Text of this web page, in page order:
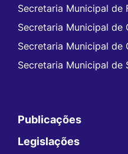
Secretaria Municipal de
Secretaria Municipal de
Secretaria Municipal de
Secretaria Municipal de
Publicações
Legislações